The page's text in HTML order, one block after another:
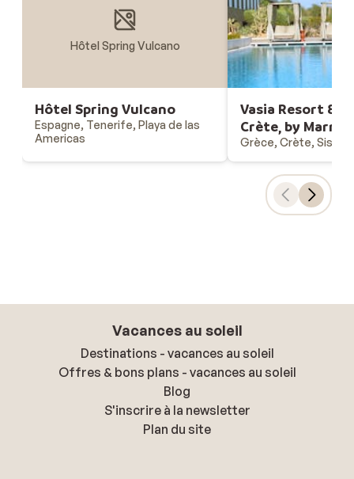
Hôtel Spring Vulcano
Hôtel Spring Vulcano
Espagne, Tenerife, Playa de las
Americas
Vasia Resort &
Crète, by
Grèce, Crète, Sissi
Vacances au soleil
Destinations - vacances au soleil
Offres & bons plans - vacances au soleil
Blog
S'inscrire à la newsletter
Plan du site